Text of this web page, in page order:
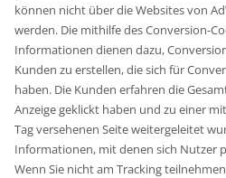
können nicht über die Websites von
werden. Die mithilfe des Conversion-
Informationen dienen dazu,
Kunden zu erstellen, die sich für
haben. Die Kunden erfahren die
Anzeige geklickt haben und zu einer
Tag versehenen Seite weitergeleitet
Informationen, mit denen sich Nutzer
Wenn Sie nicht am Tracking